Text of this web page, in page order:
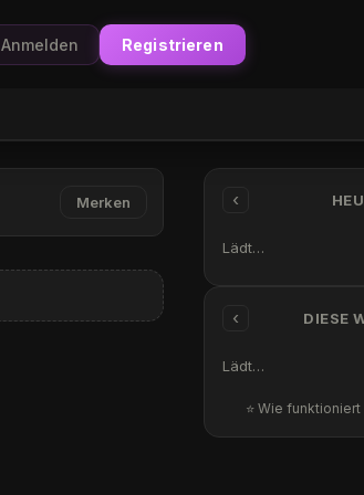
Anmelden Registrieren
Merken ‹
Lädt…
‹ DIESE
Lädt…
⭐ Wie